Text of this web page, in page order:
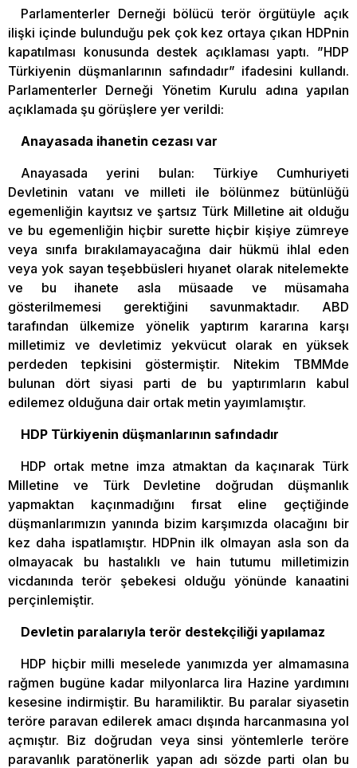
Parlamenterler Derneği bölücü terör örgütüyle açık
ilişki içinde bulunduğu pek çok kez ortaya çıkan HDPnin
kapatılması konusunda destek açıklaması yaptı. ”HDP
Türkiyenin düşmanlarının safındadır” ifadesini kullandı.
Parlamenterler Derneği Yönetim Kurulu adına yapılan
açıklamada şu görüşlere yer verildi:
Anayasada ihanetin cezası var
Anayasada yerini bulan: Türkiye Cumhuriyeti
Devletinin vatanı ve milleti ile bölünmez bütünlüğü
egemenliğin kayıtsız ve şartsız Türk Milletine ait olduğu
ve bu egemenliğin hiçbir surette hiçbir kişiye zümreye
veya sınıfa bırakılamayacağına dair hükmü ihlal eden
veya yok sayan teşebbüsleri hıyanet olarak nitelemekte
ve bu ihanete asla müsaade ve müsamaha
gösterilmemesi gerektiğini savunmaktadır. ABD
tarafından ülkemize yönelik yaptırım kararına karşı
milletimiz ve devletimiz yekvücut olarak en yüksek
perdeden tepkisini göstermiştir. Nitekim TBMMde
bulunan dört siyasi parti de bu yaptırımların kabul
edilemez olduğuna dair ortak metin yayımlamıştır.
HDP Türkiyenin düşmanlarının safındadır
HDP ortak metne imza atmaktan da kaçınarak Türk
Milletine ve Türk Devletine doğrudan düşmanlık
yapmaktan kaçınmadığını fırsat eline geçtiğinde
düşmanlarımızın yanında bizim karşımızda olacağını bir
kez daha ispatlamıştır. HDPnin ilk olmayan asla son da
olmayacak bu hastalıklı ve hain tutumu milletimizin
vicdanında terör şebekesi olduğu yönünde kanaatini
perçinlemiştir.
Devletin paralarıyla terör destekçiliği yapılamaz
HDP hiçbir milli meselede yanımızda yer almamasına
rağmen bugüne kadar milyonlarca lira Hazine yardımını
kesesine indirmiştir. Bu haramiliktir. Bu paralar siyasetin
teröre paravan edilerek amacı dışında harcanmasına yol
açmıştır. Biz doğrudan veya sinsi yöntemlerle teröre
paravanlık paratönerlik yapan adı sözde parti olan bu